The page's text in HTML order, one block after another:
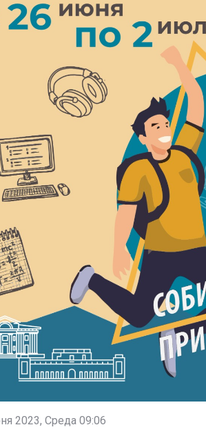
2023, Среда 09:06